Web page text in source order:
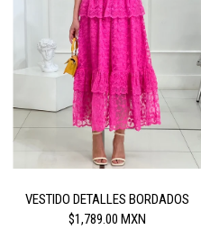
VESTIDO DETALLES BORDADOS
$1,789.00 MXN